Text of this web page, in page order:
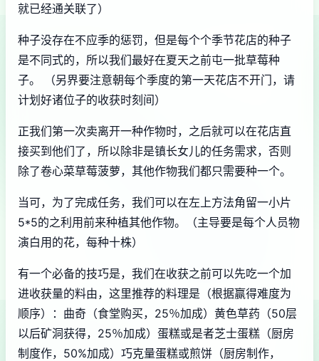
就已经通关联了）
种子没存在不应季的惩罚，但是每个个季节花店的种子
是不同式的，所以我们最好在夏天之前屯一批草莓种
子。 （另界要注意朝每个季度的第一天花店不开门，请
计划好诸位子的收获时刻间）
正我们第一次卖离开一种作物时，之后就可以在花店直
接买到他们了，所以除非是镇长女儿的任务需求，否则
除了卷心菜草莓菠萝，其他作物我们都只需要种一个。
当可，为了完成任务，我们可以在左上方法角留一小片
5*5的之利用前来种植其他作物。（主导要是每个人员物
演白用的花，每种十株）
有一个必备的技巧是，我们在收获之前可以先吃一个加
进收获量的料由，这里推荐的料理是（根据赢得难度为
顺序）：曲奇（食堂购买，25％加成）黄色草药（50层
以后矿洞获得，25％加成）蛋糕或是者芝士蛋糕（厨房
制度作，50%加成）巧克量蛋糕或煎饼（厨房制作，